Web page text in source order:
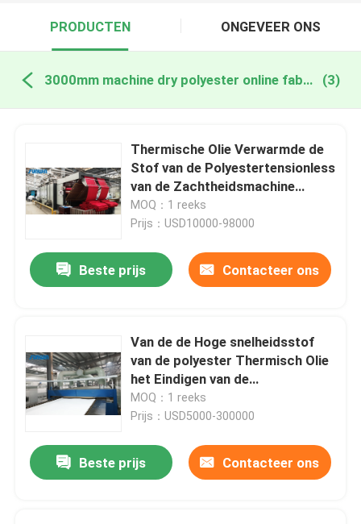
PRODUCTEN ONGEVEER ONS
3000mm machine dry polyester online fabricage (3)
Thermische Olie Verwarmde de
Stof van de Polyestertensionless
van de Zachtheidsmachine
Droge Tubulaire het Krimpen
Machine
MOQ：1 reeks
Prijs：USD10000-98000
Beste prijs Contacteer ons
Van de de Hoge snelheidsstof
van de polyester Thermisch Olie
het Eindigen van de
Machinestenter van Stenter
Procédé
MOQ：1 reeks
Prijs：USD5000-300000
Beste prijs Contacteer ons